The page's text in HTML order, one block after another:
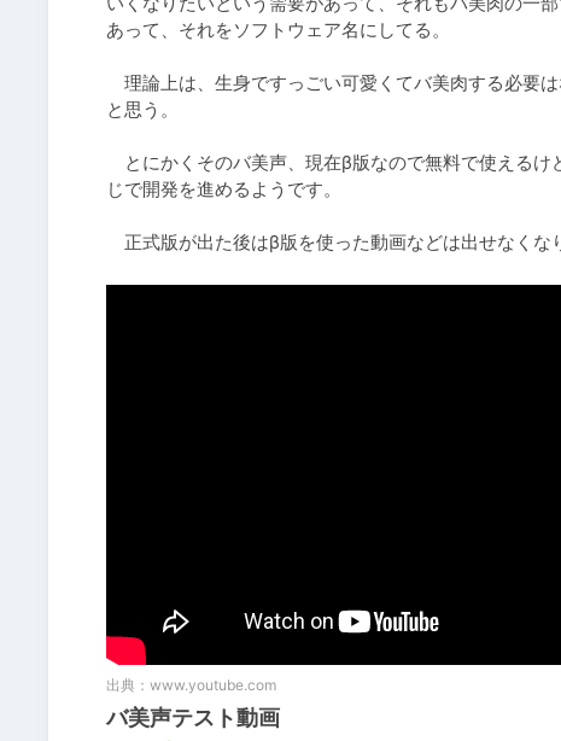
あって、それをソフトウェア名にしてる。
理論上は、生身ですっごい可愛くてバ美肉する必要
と思う。
とにかくそのバ美声、現在β版なので無料で使える
じで開発を進めるようです。
正式版が出た後はβ版を使った動画などは出せなくな
出典： www.youtube.com
バ美声テスト動画